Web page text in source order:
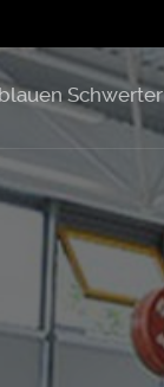
Schwerter